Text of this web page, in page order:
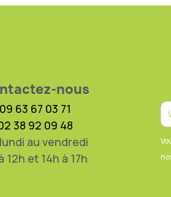
nous
09 63 67 03 71
38 92 09 48
au vendredi
12h et 14h à 17h